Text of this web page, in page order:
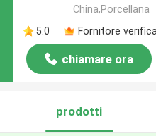
China,Porcellana
5.0
Fornitore
chiamare ora
prodotti